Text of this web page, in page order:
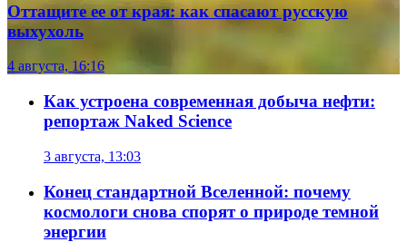
Оттащите ее от края: как спасают русскую
выхухоль
4 августа, 16:16
Как устроена современная добыча нефти:
репортаж Naked Science
3 августа, 13:03
Конец стандартной Вселенной: почему
космологи снова спорят о природе темной
энергии